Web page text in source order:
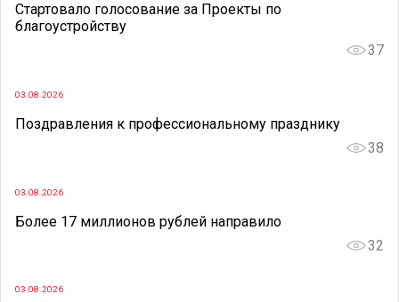
Стартовало голосование за Проекты по
благоустройству
37
03.08.2026
Поздравления к профессиональному празднику
38
03.08.2026
Более 17 миллионов рублей направило
32
03.08.2026